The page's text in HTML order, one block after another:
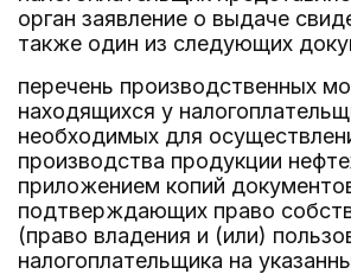
орган заявление о выдаче
также один из следующих
перечень производственных
находящихся у
необходимых для
производства продукции
приложением копий
подтверждающих право
(право владения и (или)
налогоплательщика на